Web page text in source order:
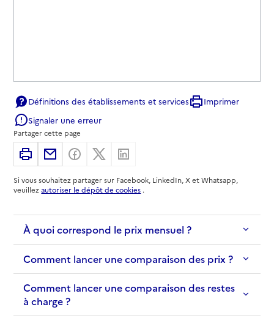
Définitions des établissements et services
Imprimer
Signaler une erreur
Partager cette page
ImprimerPartager par email
Partager sur Facebook
Partager sur X
Si vous souhaitez partager sur Facebook, LinkedIn, X et Whatsapp,
veuillezautoriser le dépôt de cookies .
À quoi correspond le prix mensuel ?
Comment lancer une comparaison des prix ?
Comment lancer une comparaison des restes
à charge ?